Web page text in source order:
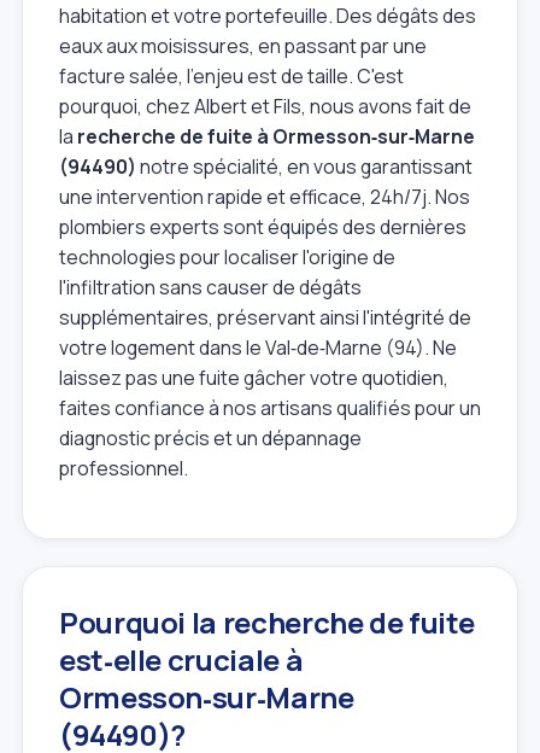
habitation et votre portefeuille. Des dégâts des
eaux aux moisissures, en passant par une
facture salée, l'enjeu est de taille. C'est
pourquoi, chez Albert et Fils, nous avons fait de
la recherche de fuite à Ormesson‑sur‑Marne
(94490) notre spécialité, en vous garantissant
une intervention rapide et efficace, 24h/7j. Nos
plombiers experts sont équipés des dernières
technologies pour localiser l'origine de
l'infiltration sans causer de dégâts
supplémentaires, préservant ainsi l'intégrité de
votre logement dans le Val‑de‑Marne (94). Ne
laissez pas une fuite gâcher votre quotidien,
faites confiance à nos artisans qualifiés pour un
diagnostic précis et un dépannage
professionnel.
Pourquoi la recherche de fuite
est‑elle cruciale à
Ormesson‑sur‑Marne
(94490)?